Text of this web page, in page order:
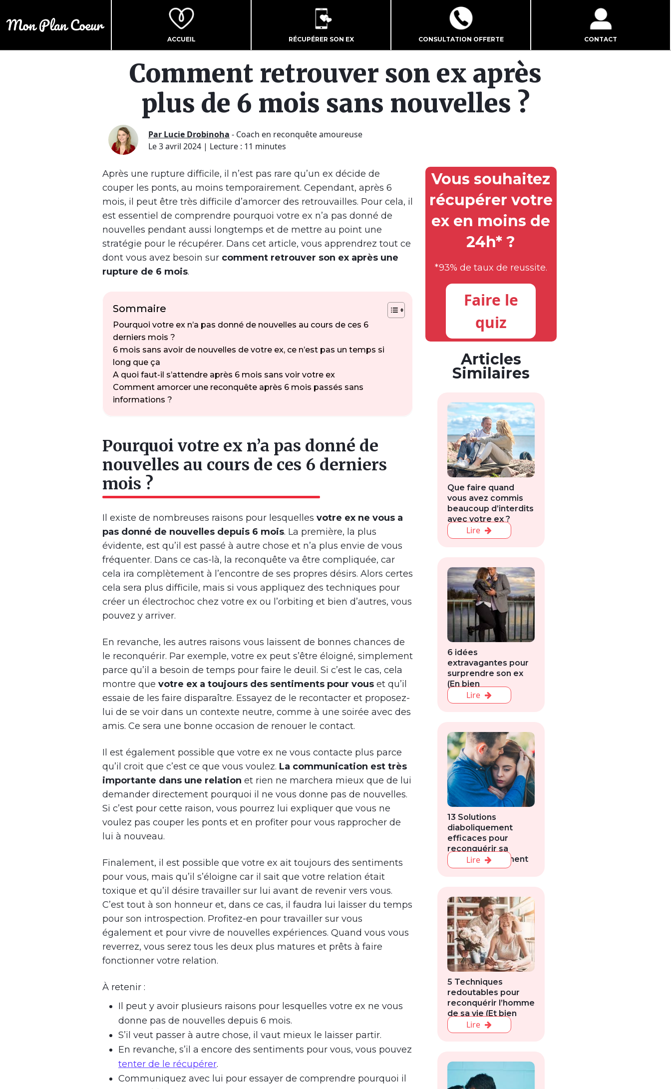
ACCUEIL RÉCUPÉRER SON EX CONSULTATION OFFERTE CONTACT
Comment retrouver son ex après
plus de 6 mois sans nouvelles ?
Par Lucie Drobinoha - Coach en reconquête amoureuse
Le 3 avril 2024 | Lecture : 11 minutes
Après une rupture difficile, il n’est pas rare qu’un ex décide de
couper les ponts, au moins temporairement. Cependant, après 6
mois, il peut être très difficile d’amorcer des retrouvailles. Pour cela, il
est essentiel de comprendre pourquoi votre ex n’a pas donné de
nouvelles pendant aussi longtemps et de mettre au point une
stratégie pour le récupérer. Dans cet article, vous apprendrez tout ce
dont vous avez besoin sur comment retrouver son ex après une
rupture de 6 mois.
Sommaire
Pourquoi votre ex n’a pas donné de nouvelles au cours de ces 6
derniers mois ?
6 mois sans avoir de nouvelles de votre ex, ce n’est pas un temps si
long que ça
A quoi faut-il s’attendre après 6 mois sans voir votre ex
Comment amorcer une reconquête après 6 mois passés sans
informations ?
Pourquoi votre ex n’a pas donné de
nouvelles au cours de ces 6 derniers
mois ?
Il existe de nombreuses raisons pour lesquelles votre ex ne vous a
pas donné de nouvelles depuis 6 mois. La première, la plus
évidente, est qu’il est passé à autre chose et n’a plus envie de vous
fréquenter. Dans ce cas-là, la reconquête va être compliquée, car
cela ira complètement à l’encontre de ses propres désirs. Alors certes
cela sera plus difficile, mais si vous appliquez des techniques pour
créer un électrochoc chez votre ex ou l’orbiting et bien d’autres, vous
pouvez y arriver.
En revanche, les autres raisons vous laissent de bonnes chances de
le reconquérir. Par exemple, votre ex peut s’être éloigné, simplement
parce qu’il a besoin de temps pour faire le deuil. Si c’est le cas, cela
montre que votre ex a toujours des sentiments pour vous et qu’il
essaie de les faire disparaître. Essayez de le recontacter et proposez-
lui de se voir dans un contexte neutre, comme à une soirée avec des
amis. Ce sera une bonne occasion de renouer le contact.
Il est également possible que votre ex ne vous contacte plus parce
qu’il croit que c’est ce que vous voulez. La communication est très
importante dans une relation et rien ne marchera mieux que de lui
demander directement pourquoi il ne vous donne pas de nouvelles.
Si c’est pour cette raison, vous pourrez lui expliquer que vous ne
voulez pas couper les ponts et en profiter pour vous rapprocher de
lui à nouveau.
Finalement, il est possible que votre ex ait toujours des sentiments
pour vous, mais qu’il s’éloigne car il sait que votre relation était
toxique et qu’il désire travailler sur lui avant de revenir vers vous.
C’est tout à son honneur et, dans ce cas, il faudra lui laisser du temps
pour son introspection. Profitez-en pour travailler sur vous
également et pour vivre de nouvelles expériences. Quand vous vous
reverrez, vous serez tous les deux plus matures et prêts à faire
fonctionner votre relation.
À retenir :
Il peut y avoir plusieurs raisons pour lesquelles votre ex ne vous
donne pas de nouvelles depuis 6 mois.
S’il veut passer à autre chose, il vaut mieux le laisser partir.
En revanche, s’il a encore des sentiments pour vous, vous pouvez
tenter de le récupérer.
Communiquez avec lui pour essayer de comprendre pourquoi il
Vous souhaitez
récupérer votre
ex en moins de
24h* ?
*93% de taux de reussite.
Faire le
quiz
Articles
Similaires
Que faire quand
vous avez commis
beaucoup d’interdits
avec votre ex ?
Lire
6 idées
extravagantes pour
surprendre son ex
(En bien
évidemment)
Lire
13 Solutions
diaboliquement
efficaces pour
reconquérir sa
femme rapidement
Lire
5 Techniques
redoutables pour
reconquérir l’homme
de sa vie (Et bien
plus encore)
Lire